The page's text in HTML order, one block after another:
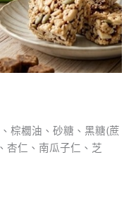
棕櫚油、砂糖、黑糖(蔗
杏仁、南瓜子仁、芝